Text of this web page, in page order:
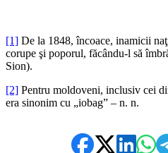
[1] De la 1848, încoace, inamicii
corupe şi poporul, făcându-l să
Sion).
[2] Pentru moldoveni, inclusiv cei
era sinonim cu „iobag” – n. n.